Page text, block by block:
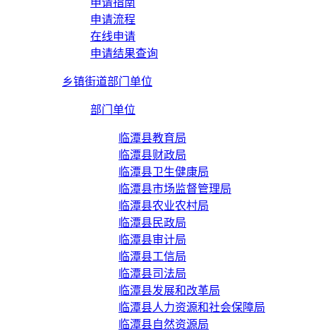
申请指南
申请流程
在线申请
申请结果查询
乡镇街道部门单位
部门单位
临潭县教育局
临潭县财政局
临潭县卫生健康局
临潭县市场监督管理局
临潭县农业农村局
临潭县民政局
临潭县审计局
临潭县工信局
临潭县司法局
临潭县发展和改革局
临潭县人力资源和社会保障局
临潭县自然资源局